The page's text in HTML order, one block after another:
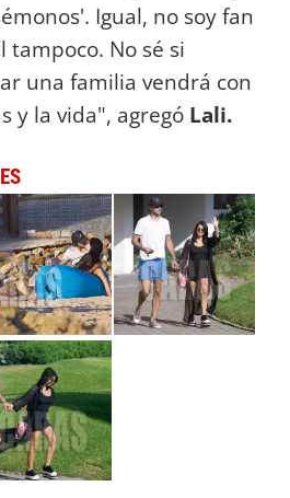
Igual, no soy fan
tampoco. No sé si
una familia vendrá con
y la vida", agregó Lali.